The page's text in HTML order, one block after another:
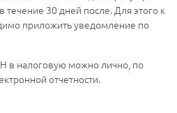
течение 30 дней после. Для этого к
приложить уведомление по
в налоговую можно лично, по
отчетности.